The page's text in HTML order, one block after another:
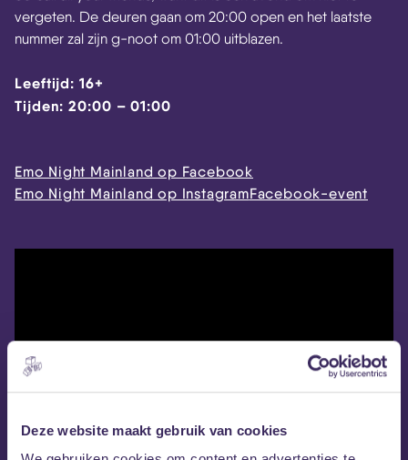
Deze website maakt gebruik van cookies
vergeten. De deuren gaan om 20:00 open en het laatste
nummer zal zijn g-noot om 01:00 uitblazen.
Leeftijd: 16+
Tijden: 20:00 – 01:00
Emo Night Mainland op Facebook
Emo Night Mainland op InstagramFacebook-event